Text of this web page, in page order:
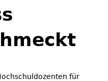
für